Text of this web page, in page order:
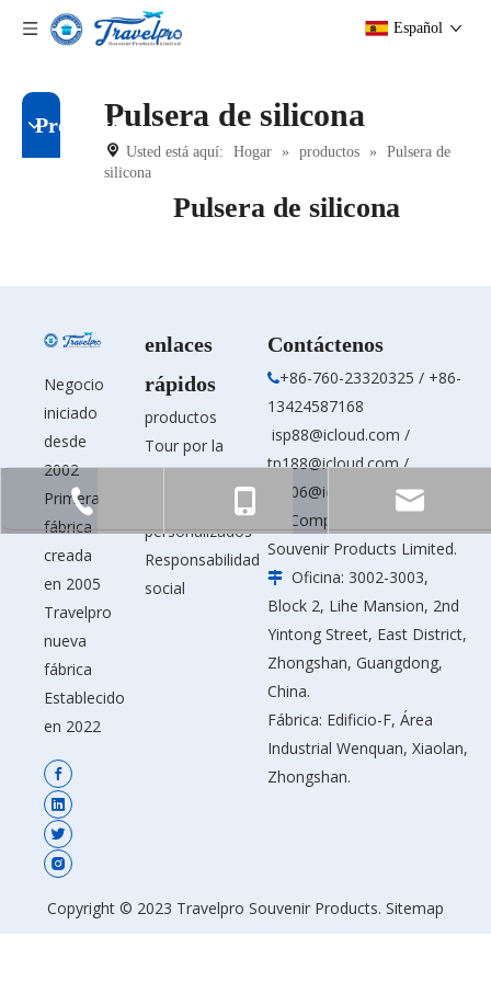
Español
ProductoPulsera de silicona
Usted está aquí: Hogar » productos »
Pulsera de
silicona
Pulsera de silicona
+86-13424587168
Negocio
iniciado
desde
2002
Primera
fábrica
creada
en 2005
Travelpro
nueva
fábrica
Establecido
en 2022
enlaces
rápidos
productos
Tour por la
fábrica
personalizados
Responsabilidad
social
Contáctenos
+86-760-23320325 / +86-
13424587168
isp88@icloud.com /
tp188@icloud.com/
tp006@icloud.com
Compañía: Travelpro
Souvenir Products Limited.
 Oficina: 3002-3003,
Block 2, Lihe Mansion, 2nd
Yintong Street, East District,
Zhongshan, Guangdong,
China.
Fábrica: Edificio-F, Área
Industrial Wenquan, Xiaolan,
Zhongshan.
Copyright © 2023 Travelpro Souvenir Products. Sitemap